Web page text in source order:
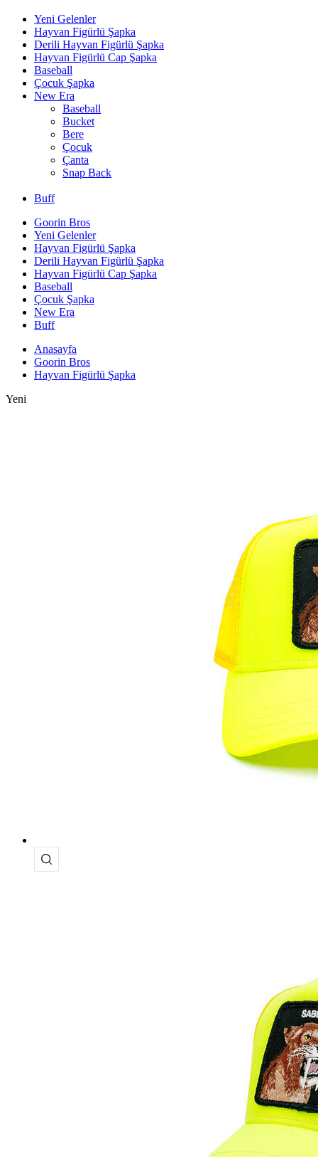
Yeni Gelenler
Hayvan Figürlü Şapka
Derili Hayvan Figürlü Şapka
Hayvan Figürlü Cap Şapka
Baseball
Çocuk Şapka
New Era
Baseball
Bucket
Bere
Çocuk
Çanta
Snap Back
Buff
Goorin Bros
Yeni Gelenler
Hayvan Figürlü Şapka
Derili Hayvan Figürlü Şapka
Hayvan Figürlü Cap Şapka
Baseball
Çocuk Şapka
New Era
Buff
Anasayfa
Goorin Bros
Hayvan Figürlü Şapka
Yeni